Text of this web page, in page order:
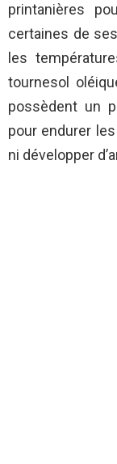
printanières
certaines de
les
tournesol
possèdent un
pour endurer
ni développer